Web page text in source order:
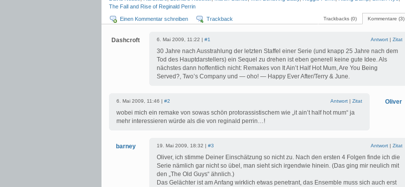
The Fall and Rise of Reginald Perrin
Kommentare (3)
Trackbacks (0)
Einen Kommentar schreiben Trackback
Dashcroft 6. Mai 2009, 11:22 | #1 Antwort | Zitat
30 Jahre nach Ausstrahlung der letzten Staffel einer Serie (und knapp 25 Jahre nach dem
Tod des Hauptdarstellers) ein Sequel zu drehen ist eben generell keine gute Idee. Als
nächstes dann hoffentlich nicht: Remakes von It Ain’t Half Hot Mum, Are You Being
Served?, Two’s Company und — oho! — Happy Ever After/Terry & June.
Oliver
6. Mai 2009, 11:46 | #2 Antwort | Zitat
wobei mich ein remake von sowas schön protorassistischem wie „it ain’t half hot mum“ ja
mehr interessieren würde als die von reginald perrin…!
barney 19. Mai 2009, 18:32 | #3 Antwort | Zitat
Oliver, ich stimme Deiner Einschätzung so nicht zu. Nach den ersten 4 Folgen finde ich die
Serie nämlich gar nicht so übel, man sieht sich irgendwie hinein. (Das ging mir neulich mit
den „The Old Guys“ ähnlich.)
Das Gelächter ist am Anfang wirklich etwas penetrant, das Ensemble muss sich auch erst